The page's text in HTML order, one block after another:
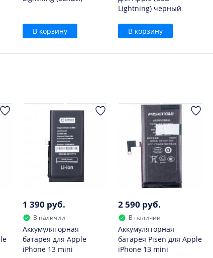
В корзину
Lightning) черный
В корзину
1 390 руб.
В наличии
Аккумуляторная
батарея для Apple
iPhone 13 mini
2 590 руб.
В наличии
Аккумуляторная
батарея Pisen для Apple
iPhone 13 mini